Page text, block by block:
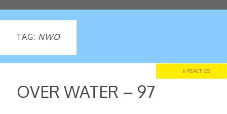
TAG: NWO
6 REACTIES
OVER WATER – 97